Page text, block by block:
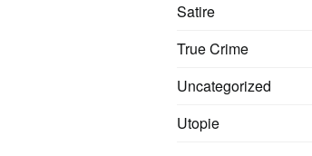
Satire
True Crime
Uncategorized
Utopie